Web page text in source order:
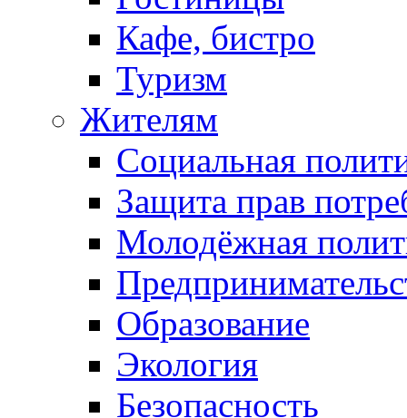
Кафе, бистро
Туризм
Жителям
Социальная
Защита прав
Молодёжная
Образование
Экология
Безопасность